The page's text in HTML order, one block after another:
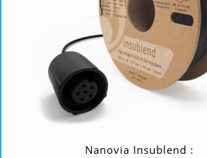
Nanovia Insublend :